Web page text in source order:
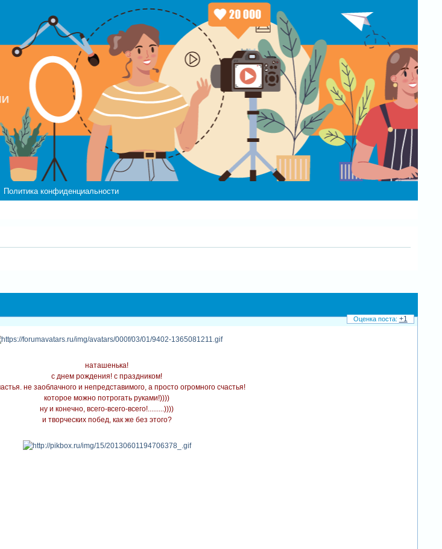
Политика конфиденциальности
наташенька!
с днем рождения! с праздником!
не заоблачного и непредставимого, а просто огромного счастья!
которое можно потрогать руками!))))
ну и конечно, всего-всего-всего!.........))))
и творческих побед, как же без этого?
+1